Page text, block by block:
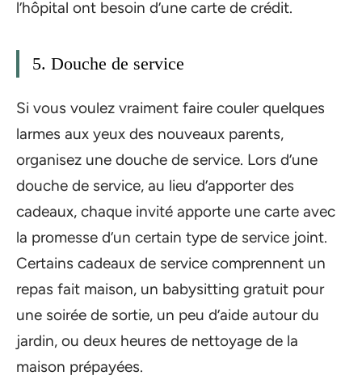
l’hôpital ont besoin d’une carte de crédit.
5. Douche de service
Si vous voulez vraiment faire couler quelques
larmes aux yeux des nouveaux parents,
organisez une douche de service. Lors d’une
douche de service, au lieu d’apporter des
cadeaux, chaque invité apporte une carte avec
la promesse d’un certain type de service joint.
Certains cadeaux de service comprennent un
repas fait maison, un babysitting gratuit pour
une soirée de sortie, un peu d’aide autour du
jardin, ou deux heures de nettoyage de la
maison prépayées.